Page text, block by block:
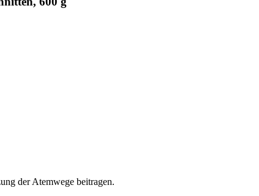
der Atemwege beitragen.